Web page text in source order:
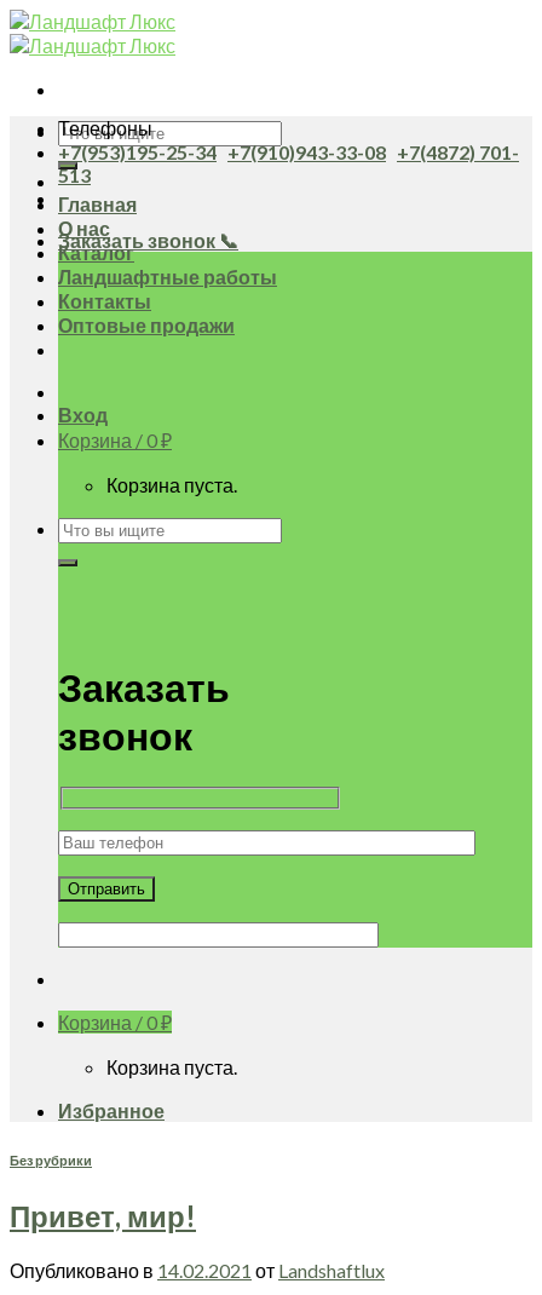
Skip
to
Искать:
Главная
О нас
Каталог
Ландшафтные работы
Контакты
Оптовые продажи
Вход
Корзина /0₽
Корзина пуста.
Искать:
Телефоны
+7(953)195-25-34 +7(910)943-33-08 +7(4872) 701-
513
Заказать звонок 📞
Заказать
звонок
Корзина /0₽
Корзина пуста.
Избранное
Без рубрики
Привет, мир!
Опубликовано в 14.02.2021 от Landshaftlux